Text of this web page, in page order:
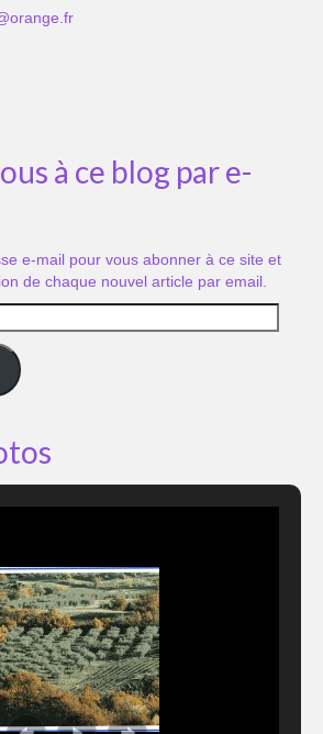
à ce blog par e-
e-mail pour vous abonner à ce site et
de chaque nouvel article par email.